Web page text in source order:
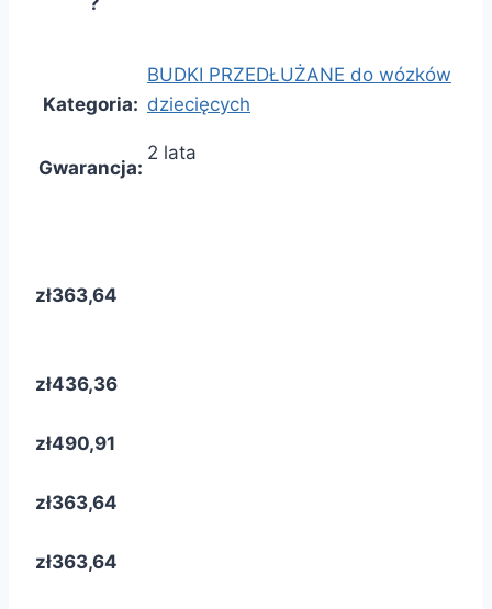
Kategoria:
BUDKI PRZEDŁUŻANE do wózków
dziecięcych
Gwarancja:
2 lata
zł363,64
zł436,36
zł490,91
zł363,64
zł363,64